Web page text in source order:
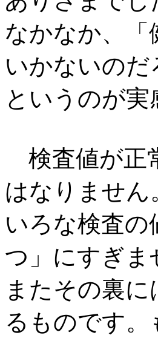
なかなか、
いかないのだ
というのが実
検査値が正
はなりません
いろな検査の
つ」にすぎま
またその裏
るものです。